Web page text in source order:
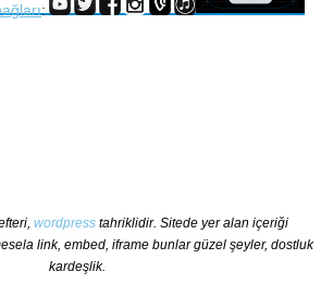
:
wordpresstahriklidir. Sitede yer alan içeriği
link, embed, iframe bunlar güzel şeyler, dostluk
kardeşlik.